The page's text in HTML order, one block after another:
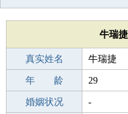
牛瑞
真实姓名 牛瑞捷
性 别 男
年 龄 29
出生年月 1997-04-13
婚姻状况 -